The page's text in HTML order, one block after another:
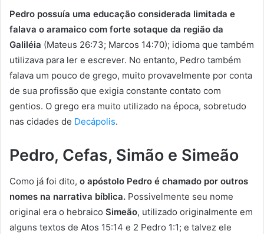
Pedro possuía uma educação considerada limitada e
falava o aramaico com forte sotaque da região da
Galiléia (Mateus 26:73; Marcos 14:70); idioma que também
utilizava para ler e escrever. No entanto, Pedro também
falava um pouco de grego, muito provavelmente por conta
de sua profissão que exigia constante contato com
gentios. O grego era muito utilizado na época, sobretudo
nas cidades de Decápolis.
Pedro, Cefas, Simão e Simeão
Como já foi dito, o apóstolo Pedro é chamado por outros
nomes na narrativa bíblica. Possivelmente seu nome
original era o hebraico Simeão, utilizado originalmente em
alguns textos de Atos 15:14 e 2 Pedro 1:1; e talvez ele